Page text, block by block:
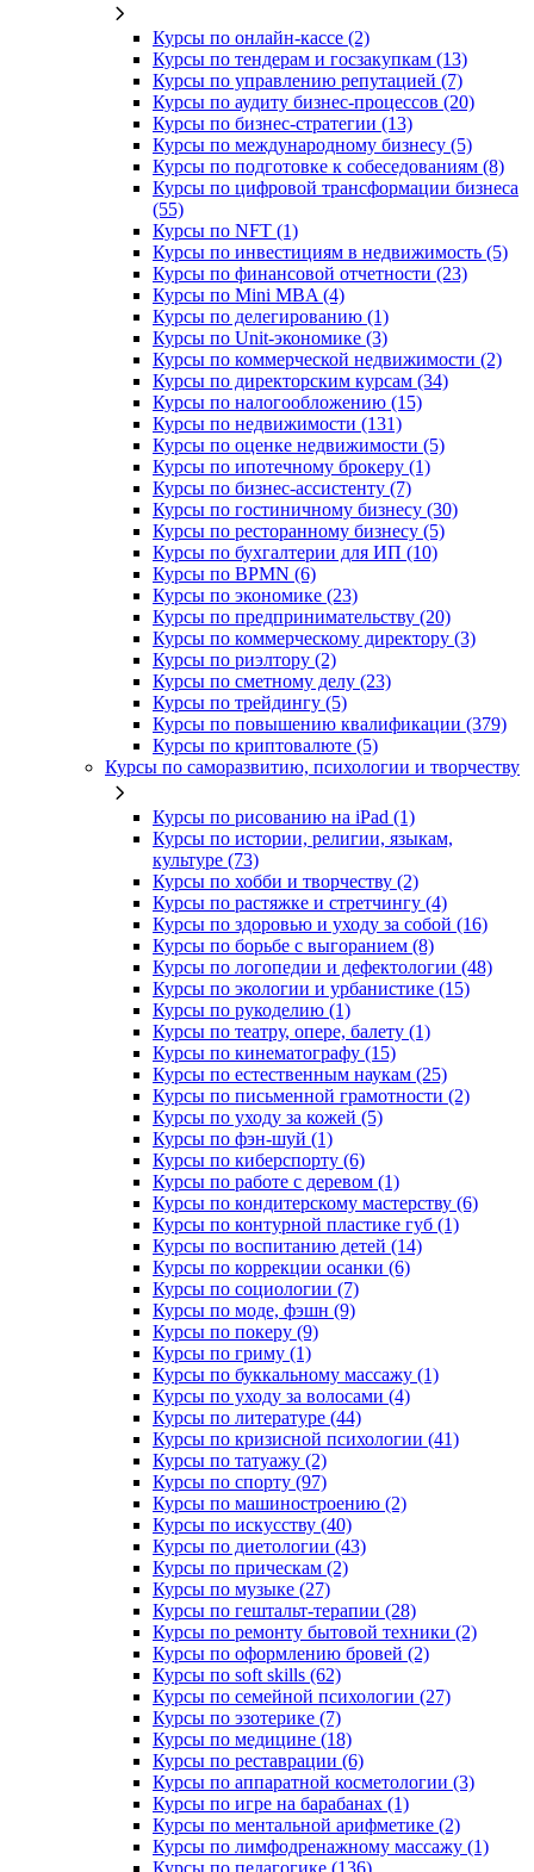
Курсы по онлайн-кассе (2)
Курсы по тендерам и госзакупкам (13)
Курсы по управлению репутацией (7)
Курсы по аудиту бизнес-процессов (20)
Курсы по бизнес-стратегии (13)
Курсы по международному бизнесу (5)
Курсы по подготовке к собеседованиям (8)
Курсы по цифровой трансформации бизнеса
(55)
Курсы по NFT (1)
Курсы по инвестициям в недвижимость (5)
Курсы по финансовой отчетности (23)
Курсы по Mini MBA (4)
Курсы по делегированию (1)
Курсы по Unit-экономике (3)
Курсы по коммерческой недвижимости (2)
Курсы по директорским курсам (34)
Курсы по налогообложению (15)
Курсы по недвижимости (131)
Курсы по оценке недвижимости (5)
Курсы по ипотечному брокеру (1)
Курсы по бизнес-ассистенту (7)
Курсы по гостиничному бизнесу (30)
Курсы по ресторанному бизнесу (5)
Курсы по бухгалтерии для ИП (10)
Курсы по BPMN (6)
Курсы по экономике (23)
Курсы по предпринимательству (20)
Курсы по коммерческому директору (3)
Курсы по риэлтору (2)
Курсы по сметному делу (23)
Курсы по трейдингу (5)
Курсы по повышению квалификации (379)
Курсы по криптовалюте (5)
Курсы по саморазвитию, психологии и творчеству
Курсы по рисованию на iPad (1)
Курсы по истории, религии, языкам,
культуре (73)
Курсы по хобби и творчеству (2)
Курсы по растяжке и стретчингу (4)
Курсы по здоровью и уходу за собой (16)
Курсы по борьбе с выгоранием (8)
Курсы по логопедии и дефектологии (48)
Курсы по экологии и урбанистике (15)
Курсы по рукоделию (1)
Курсы по театру, опере, балету (1)
Курсы по кинематографу (15)
Курсы по естественным наукам (25)
Курсы по письменной грамотности (2)
Курсы по уходу за кожей (5)
Курсы по фэн-шуй (1)
Курсы по киберспорту (6)
Курсы по работе с деревом (1)
Курсы по кондитерскому мастерству (6)
Курсы по контурной пластике губ (1)
Курсы по воспитанию детей (14)
Курсы по коррекции осанки (6)
Курсы по социологии (7)
Курсы по моде, фэшн (9)
Курсы по покеру (9)
Курсы по гриму (1)
Курсы по буккальному массажу (1)
Курсы по уходу за волосами (4)
Курсы по литературе (44)
Курсы по кризисной психологии (41)
Курсы по татуажу (2)
Курсы по спорту (97)
Курсы по машиностроению (2)
Курсы по искусству (40)
Курсы по диетологии (43)
Курсы по прическам (2)
Курсы по музыке (27)
Курсы по гештальт-терапии (28)
Курсы по ремонту бытовой техники (2)
Курсы по оформлению бровей (2)
Курсы по soft skills (62)
Курсы по семейной психологии (27)
Курсы по эзотерике (7)
Курсы по медицине (18)
Курсы по реставрации (6)
Курсы по аппаратной косметологии (3)
Курсы по игре на барабанах (1)
Курсы по ментальной арифметике (2)
Курсы по лимфодренажному массажу (1)